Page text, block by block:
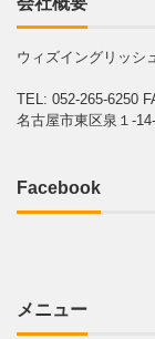
ウィズイングリッシ
TEL: 052-265-6250
名古屋市東区泉１-
Facebook
メニュー